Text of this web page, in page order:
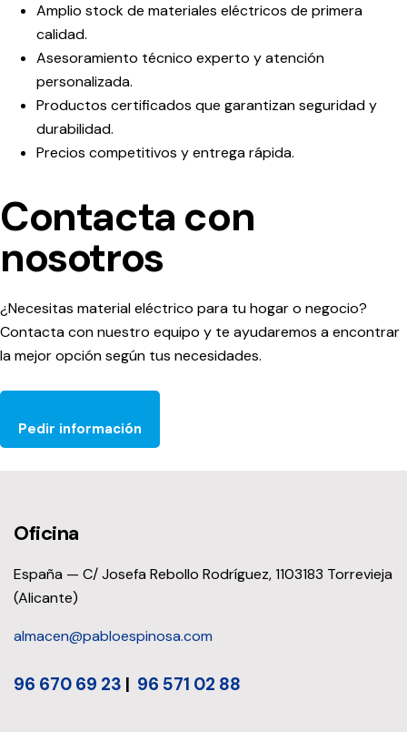
Amplio stock de materiales eléctricos de primera
calidad.
Asesoramiento técnico experto y atención
personalizada.
Productos certificados que garantizan seguridad y
durabilidad.
Precios competitivos y entrega rápida.
Contacta con
nosotros
¿Necesitas material eléctrico para tu hogar o negocio?
Contacta con nuestro equipo y te ayudaremos a encontrar
la mejor opción según tus necesidades.
Pedir información
Oficina
España — C/ Josefa Rebollo Rodríguez, 1103183 Torrevieja
(Alicante)
almacen@pabloespinosa.com
96 670 69 23 | 96 571 02 88